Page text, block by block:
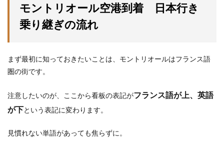
モントリオール空港到着 日本行き
乗り継ぎの流れ
まず最初に知っておきたいことは、モントリオールはフランス語
圏の街です。
注意したいのが、ここから看板の表記がフランス語が上、英語
が下という表記に変わります。
見慣れない単語があっても焦らずに。